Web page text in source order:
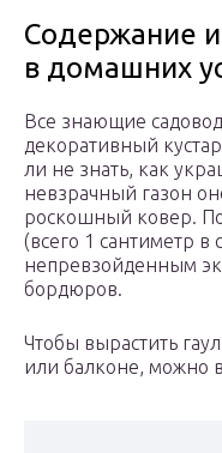
Содержание и
в домашних
Все знающие
декоративный
ли не знать, как
невзрачный газон
роскошный ковер.
(всего 1 сантиметр в
непревзойденным
бордюров.
Чтобы вырастить
или балконе, можно